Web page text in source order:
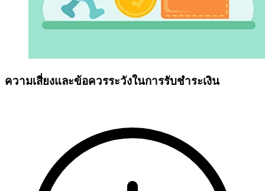
ความเสี่ยงและข้อควรระวังในการรับชำระเงิน